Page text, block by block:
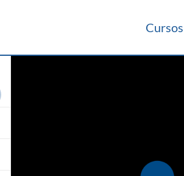
Cursos
Consulta Teórico 2020